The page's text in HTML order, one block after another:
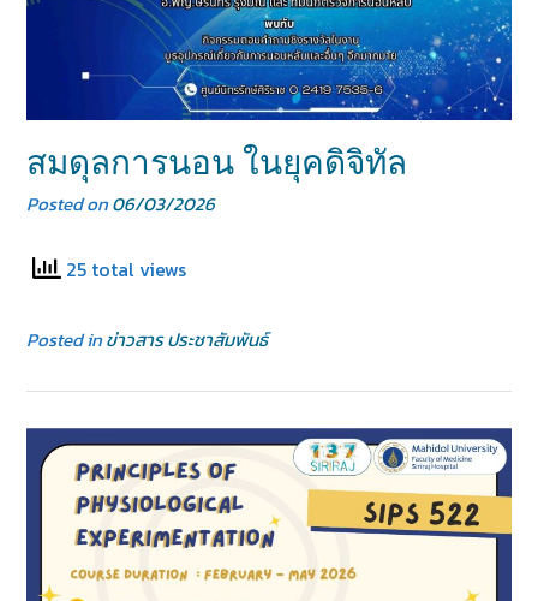
สมดุลการนอน ในยุคดิจิทัล
Posted on06/03/2026
25 total views
Posted inข่าวสาร ประชาสัมพันธ์